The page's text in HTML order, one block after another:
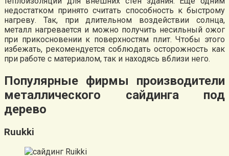
недостатком принято считать способность к быстрому
нагреву. Так, при длительном воздействии солнца,
металл нагревается и можно получить несильный ожог
при прикосновении к поверхностям плит. Чтобы этого
избежать, рекомендуется соблюдать осторожность как
при работе с материалом, так и находясь вблизи него.
Популярные фирмы производители
металлического сайдинга под
дерево
Ruukki